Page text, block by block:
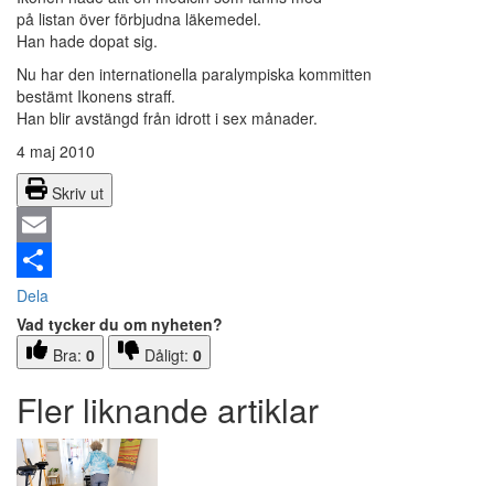
på listan över förbjudna läkemedel.
Han hade dopat sig.
Nu har den internationella paralympiska kommitten
bestämt Ikonens straff.
Han blir avstängd från idrott i sex månader.
4 maj 2010
Skriv ut
Email
Dela
Vad tycker du om nyheten?
Bra: 0 Dåligt: 0
Fler liknande artiklar